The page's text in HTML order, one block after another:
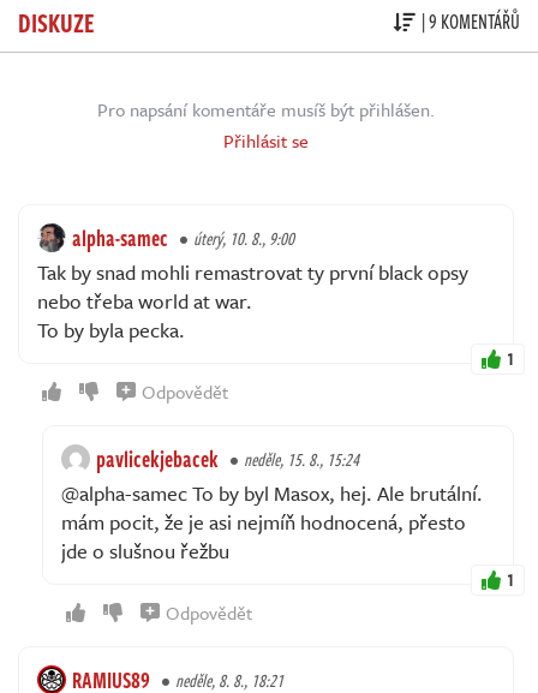
DISKUZE | 9 KOMENTÁŘŮ
Pro napsání komentáře musíš být přihlášen.
Přihlásit se
alpha-samec úterý, 10. 8., 9:00
Tak by snad mohli remastrovat ty první black opsy
nebo třeba world at war.
To by byla pecka.
1
Odpovědět
pavlicekjebacek neděle, 15. 8., 15:24
@alpha-samec To by byl Masox, hej. Ale brutální.
mám pocit, že je asi nejmíň hodnocená, přesto
jde o slušnou řežbu
1
Odpovědět
RAMIUS89 neděle, 8. 8., 18:21